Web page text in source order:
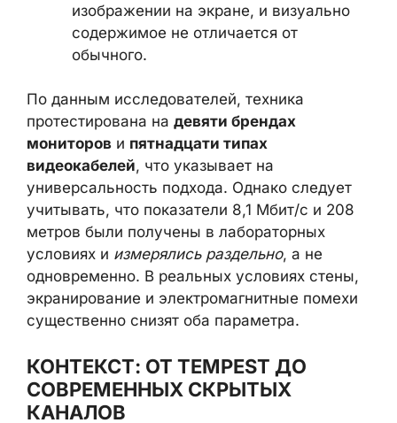
Встраивание в обычный контент—
сигнал закодирован в нормальном
изображении на экране, и визуально
обычного.
По данным исследователей, техника
протестирована на девяти брендах
мониторовипятнадцати типах
видеокабелей, что указывает на
универсальность подхода. Однако следует
учитывать, что показатели 8,1 Мбит/с и 208
метров были получены в лабораторных
условиях иизмерялись раздельно, а не
одновременно. В реальных условиях
помехи существенно снизят оба
параметра.